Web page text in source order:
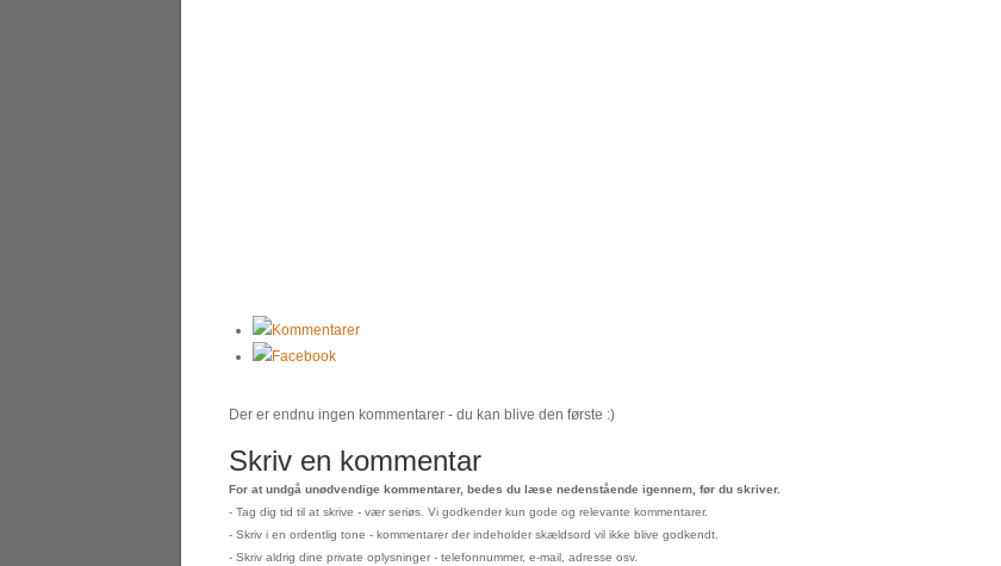
Kommentarer
Facebook
Der er endnu ingen kommentarer - du kan blive den første :)
Skriv en kommentar
For at undgå unødvendige kommentarer, bedes du læse nedenstående igennem, før du skriver.
- Tag dig tid til at skrive - vær seriøs. Vi godkender kun gode og relevante kommentarer.
- Skriv i en ordentlig tone - kommentarer der indeholder skældsord vil ikke blive godkendt.
- Skriv aldrig dine private oplysninger - telefonnummer, e-mail, adresse osv.